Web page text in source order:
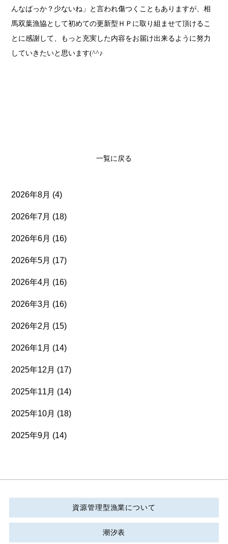
んなばっか？少ないね」と言われ傷つくこともありますが、相
馬双葉漁協として初めての更新型ＨＰに取り組ませて頂けるこ
とに感謝して、もっと充実した内容をお届け出来るように努力
していきたいと思います(^^♪
一覧に戻る
2026年8月 (4)
2026年7月 (18)
2026年6月 (16)
2026年5月 (17)
2026年4月 (16)
2026年3月 (16)
2026年2月 (15)
2026年1月 (14)
2025年12月 (17)
2025年11月 (14)
2025年10月 (18)
2025年9月 (14)
資源管理型漁業について
潮汐表